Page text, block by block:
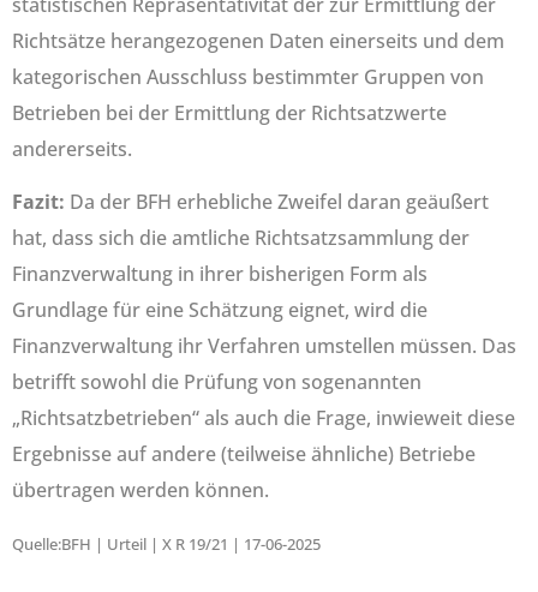
Richtsätze herangezogenen Daten einerseits und dem
kategorischen Ausschluss bestimmter Gruppen von
Betrieben bei der Ermittlung der Richtsatzwerte
andererseits.
Fazit: Da der BFH erhebliche Zweifel daran geäußert
hat, dass sich die amtliche Richtsatzsammlung der
Finanzverwaltung in ihrer bisherigen Form als
Grundlage für eine Schätzung eignet, wird die
Finanzverwaltung ihr Verfahren umstellen müssen. Das
betrifft sowohl die Prüfung von sogenannten
„Richtsatzbetrieben“ als auch die Frage, inwieweit diese
Ergebnisse auf andere (teilweise ähnliche) Betriebe
übertragen werden können.
Quelle:BFH | Urteil | X R 19/21 | 17-06-2025